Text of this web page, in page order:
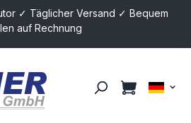
✓ Täglicher Versand ✓ Bequem
auf Rechnung